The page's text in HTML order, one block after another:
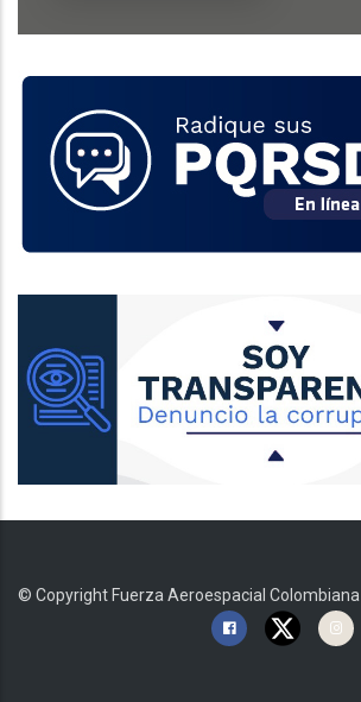
© Copyright Fuerza Aeroespacial Colombiana